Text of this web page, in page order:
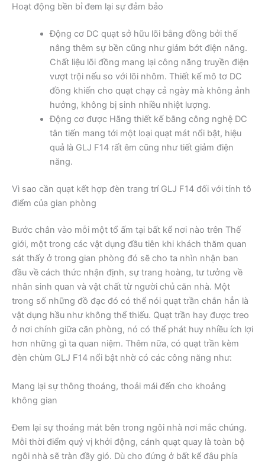
Hoạt động bền bỉ đem lại sự đảm bảo
Động cơ DC quạt sở hữu lõi bằng đồng bởi thế
nâng thêm sự bền cũng như giảm bớt điện năng.
Chất liệu lõi đồng mang lại công năng truyền điện
vượt trội nếu so với lõi nhôm. Thiết kế mô tơ DC
đồng khiến cho quạt chạy cả ngày mà không ảnh
hưởng, không bị sinh nhiều nhiệt lượng.
Động cơ được Hãng thiết kế bằng công nghệ DC
tân tiến mang tới một loại quạt mát nổi bật, hiệu
quả là GLJ F14 rất êm cũng như tiết giảm điện
năng.
Vì sao cần quạt kết hợp đèn trang trí GLJ F14 đối với tính tô
điểm của gian phòng
Bước chân vào mỗi một tổ ấm tại bất kể nơi nào trên Thế
giới, một trong các vật dụng đầu tiên khi khách thăm quan
sát thấy ở trong gian phòng đó sẽ cho ta nhìn nhận ban
đầu về cách thức nhận định, sự trang hoàng, tư tưởng về
nhân sinh quan và vật chất từ người chủ căn nhà. Một
trong số những đồ đạc đó có thể nói quạt trần chắn hẳn là
vật dụng hầu như không thể thiếu. Quạt trần hay được treo
ở nơi chính giữa căn phòng, nó có thể phát huy nhiều ích lợi
hơn những gì ta quan niệm. Thêm nữa, có quạt trần kèm
đèn chùm GLJ F14 nổi bật nhờ có các công năng như:
Mang lại sự thông thoáng, thoải mái đến cho khoảng
không gian
Đem lại sự thoáng mát bên trong ngôi nhà nơi mắc chúng.
Mỗi thời điểm quý vị khởi động, cánh quạt quay là toàn bộ
ngôi nhà sẽ tràn đầy gió. Dù cho đứng ở bất kể đâu phía